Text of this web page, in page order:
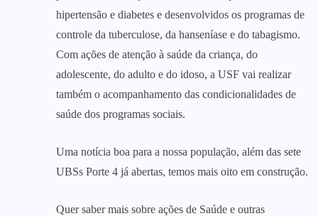
hipertensão e diabetes e desenvolvidos os programas de
controle da tuberculose, da hanseníase e do tabagismo.
Com ações de atenção à saúde da criança, do
adolescente, do adulto e do idoso, a USF vai realizar
também o acompanhamento das condicionalidades de
saúde dos programas sociais.
Uma notícia boa para a nossa população, além das sete
UBSs Porte 4 já abertas, temos mais oito em construção.
Quer saber mais sobre ações de Saúde e outras